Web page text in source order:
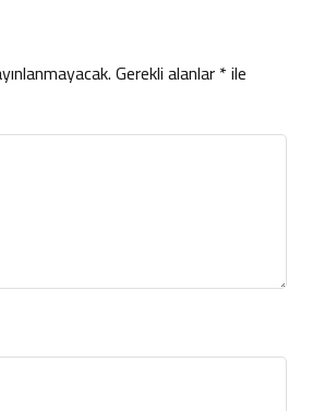
Gerekli alanlar*ile